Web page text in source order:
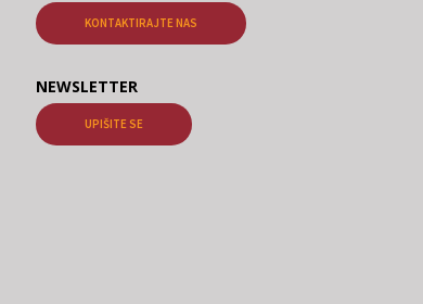
KONTAKTIRAJTE NAS
NEWSLETTER
UPIŠITE SE